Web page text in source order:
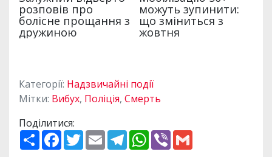
Категорії: Надзвичайні події
Мітки: Вибух, Поліція, Смерть
Поділитися:
П
о
F
a
T
w
E
m
T
e
W
h
V